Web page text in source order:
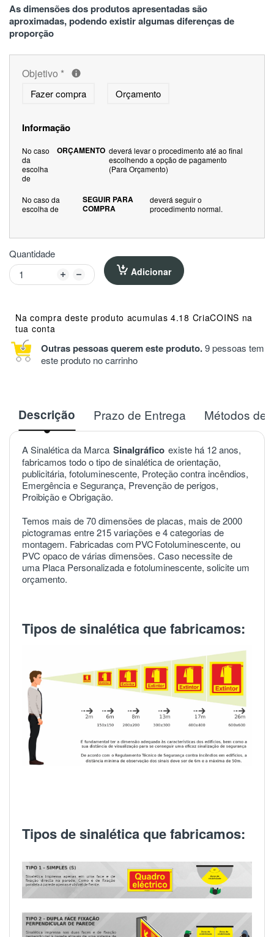
As dimensões dos produtos apresentadas são
aproximadas, podendo existir algumas diferenças de
proporção
Objetivo *
Fazer compra Orçamento
Informação
No caso
da
escolha
de
ORÇAMENTO deverá levar o procedimento até ao final
escolhendo a opção de pagamento
(Para Orçamento)
No caso da
escolha de
SEGUIR PARA
COMPRA
deverá seguir o
procedimento normal.
Quantidade
Adicionar
Na compra deste produto acumulas 4.18 CriaCOINS na
tua conta
Outras pessoas querem este produto.9 pessoas tem
este produto no carrinho
Descrição Prazo de Entrega Métodos de
A Sinalética da Marca Sinalgráfico existe há 12 anos,
fabricamos todo o tipo de sinalética de orientação,
publicitária, fotoluminescente, Proteção contra incêndios,
Emergência e Segurança, Prevenção de perigos,
Proibição e Obrigação.
Temos mais de 70 dimensões de placas, mais de 2000
pictogramas entre 215 variações e 4 categorias de
montagem. Fabricadas comPVCFotoluminescente, ou
PVC opaco de várias dimensões. Caso necessite de
uma Placa Personalizada e fotoluminescente, solicite um
orçamento.
Tipos de sinalética que fabricamos:
Tipos de sinalética que fabricamos: